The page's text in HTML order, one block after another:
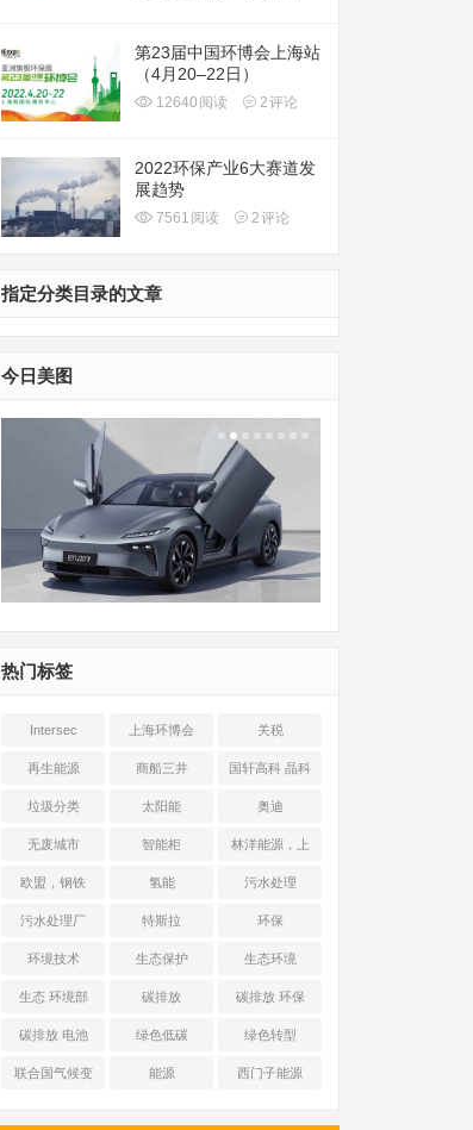
第23届中国环博会上海站
（4月20–22日）
12640 阅读 2评论
2022环保产业6大赛道发
展趋势
7561 阅读 2评论
指定分类目录的文章
今日美图
热门标签
Intersec
Shanghai
上海环博会 关税
再生能源 商船三井 国轩高科 晶科
能源 光伏+储能
垃圾分类 太阳能 奥迪
无废城市 智能柜 林洋能源，上
海舜华新能源
欧盟，钢铁 氢能 污水处理
污水处理厂 特斯拉 环保
环境技术 生态保护 生态环境
生态 环境部 碳排放 碳排放 环保
碳排放 电池 绿色低碳 绿色转型
联合国气候变 能源 西门子能源